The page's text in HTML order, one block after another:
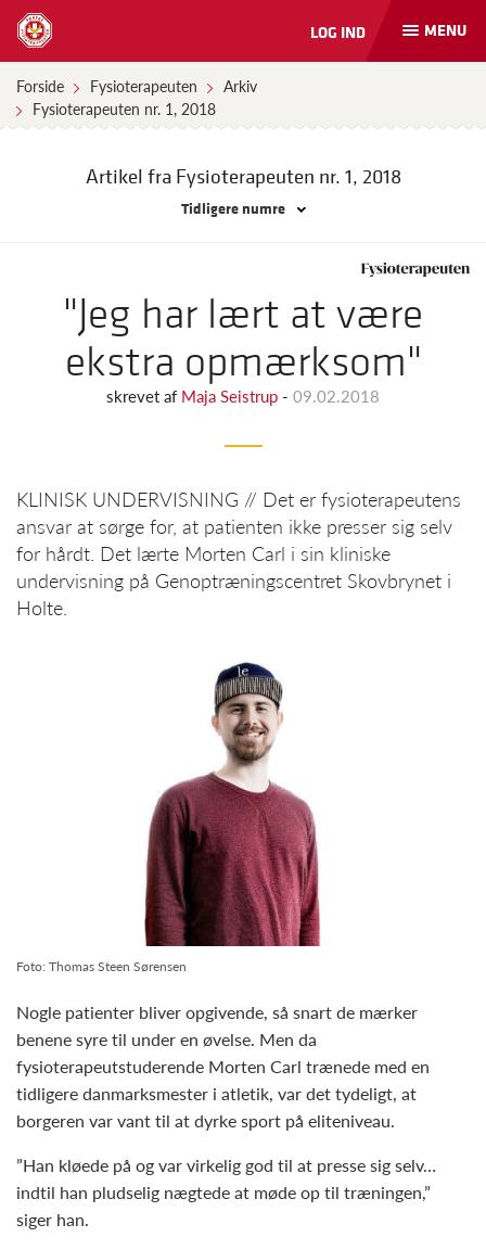
Åbn
og
MENU
LOG IND
Forside Fysioterapeuten
Arkiv
Fysioterapeuten nr. 1, 2018
Artikel fra Fysioterapeuten nr. 1, 2018
Tidligere numre
"Jeg har lært at være
ekstra opmærksom"
skrevet af Maja Seistrup - 09.02.2018
KLINISK UNDERVISNING // Det er fysioterapeutens
ansvar at sørge for, at patienten ikke presser sig selv
for hårdt. Det lærte Morten Carl i sin kliniske
undervisning på Genoptræningscentret Skovbrynet i
Holte.
Foto: Thomas Steen Sørensen
Nogle patienter bliver opgivende, så snart de mærker
benene syre til under en øvelse. Men da
fysioterapeutstuderende Morten Carl trænede med en
tidligere danmarksmester i atletik, var det tydeligt, at
borgeren var vant til at dyrke sport på eliteniveau.
”Han kløede på og var virkelig god til at presse sig selv…
indtil han pludselig nægtede at møde op til træningen,”
siger han.